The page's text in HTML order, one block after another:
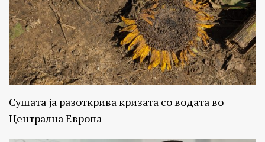
Сушата ја разоткрива кризата со водата во
Централна Европа